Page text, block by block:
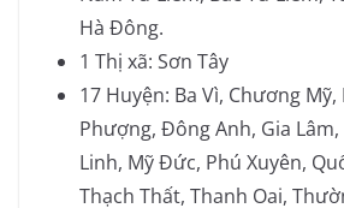
Hà Đông.
1 Thị xã: Sơn Tây
17 Huyện: Ba Vì, Chương
Phượng, Đông Anh, Gia
Linh, Mỹ Đức, Phú Xuyên,
Thạch Thất, Thanh Oai,